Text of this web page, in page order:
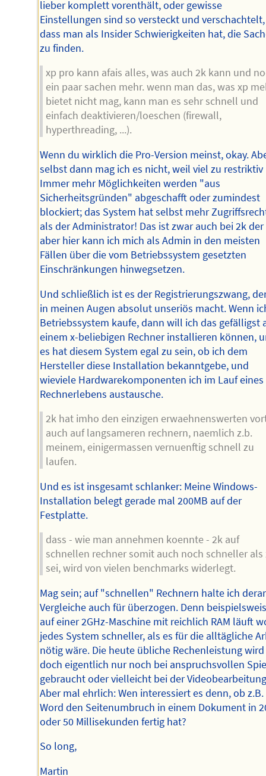
lieber komplett vorenthält, oder gewisse
Einstellungen sind so versteckt und verschachtelt,
dass man als Insider Schwierigkeiten hat, die
zu finden.
xp pro kann afais alles, was auch 2k kann und
ein paar sachen mehr. wenn man das, was xp
bietet nicht mag, kann man es sehr schnell und
einfach deaktivieren/loeschen (firewall,
hyperthreading, ...).
Wenn du wirklich die Pro-Version meinst, okay.
selbst dann mag ich es nicht, weil viel zu restriktiv
Immer mehr Möglichkeiten werden "aus
Sicherheitsgründen" abgeschafft oder zumindest
blockiert; das System hat selbst mehr
als der Administrator! Das ist zwar auch bei 2k der
aber hier kann ich mich als Admin in den meisten
Fällen über die vom Betriebssystem gesetzten
Einschränkungen hinwegsetzen.
Und schließlich ist es der Registrierungszwang,
in meinen Augen absolut unseriös macht. Wenn
Betriebssystem kaufe, dann will ich das gefälligst
einem x-beliebigen Rechner installieren können,
es hat diesem System egal zu sein, ob ich dem
Hersteller diese Installation bekanntgebe, und
wieviele Hardwarekomponenten ich im Lauf eines
Rechnerlebens austausche.
2k hat imho den einzigen erwaehnenswerten
auch auf langsameren rechnern, naemlich z.b.
meinem, einigermassen vernuenftig schnell zu
laufen.
Und es ist insgesamt schlanker: Meine Windows-
Installation belegt gerade mal 200MB auf der
Festplatte.
dass - wie man annehmen koennte - 2k auf
schnellen rechner somit auch noch schneller als
sei, wird von vielen benchmarks widerlegt.
Mag sein; auf "schnellen" Rechnern halte ich
Vergleiche auch für überzogen. Denn
auf einer 2GHz-Maschine mit reichlich RAM läuft
jedes System schneller, als es für die alltägliche
nötig wäre. Die heute übliche Rechenleistung wird
doch eigentlich nur noch bei anspruchsvollen
gebraucht oder vielleicht bei der
Aber mal ehrlich: Wen interessiert es denn, ob z.B.
Word den Seitenumbruch in einem Dokument in
oder 50 Millisekunden fertig hat?
So long,
Martin